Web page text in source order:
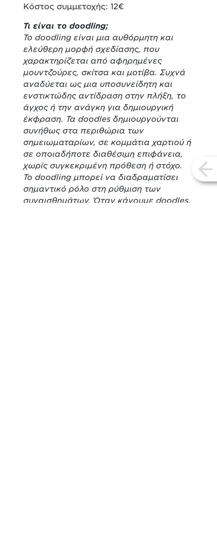
Κόστος συμμετοχής: 12€
Τι είναι το doodling;
Το doodling είναι μια αυθόρμητη και
ελεύθερη μορφή σχεδίασης, που
χαρακτηρίζεται από αφηρημένες
μουντζούρες, σκίτσα και μοτίβα. Συχνά
αναδύεται ως μια υποσυνείδητη και
ενστικτώδης αντίδραση στην πλήξη, το
άγχος ή την ανάγκη για δημιουργική
έκφραση. Τα doodles δημιουργούνται
συνήθως στα περιθώρια των
σημειωματαρίων, σε κομμάτια χαρτιού ή
σε οποιαδήποτε διαθέσιμη επιφάνεια,
χωρίς συγκεκριμένη πρόθεση ή στόχο.
Το doodling μπορεί να διαδραματίσει
σημαντικό ρόλο στη ρύθμιση των
συναισθημάτων. Όταν κάνουμε doodles,